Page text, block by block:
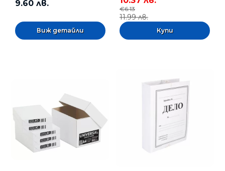
9.60 лв.
Виж детайли
€6.13
11.99 лв.